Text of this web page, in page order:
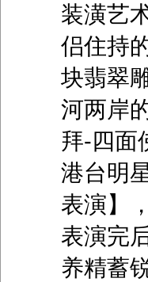
装潢艺
侣住持
块翡翠
河两岸
拜-四面
港台明
表演】
表演完
养精蓄